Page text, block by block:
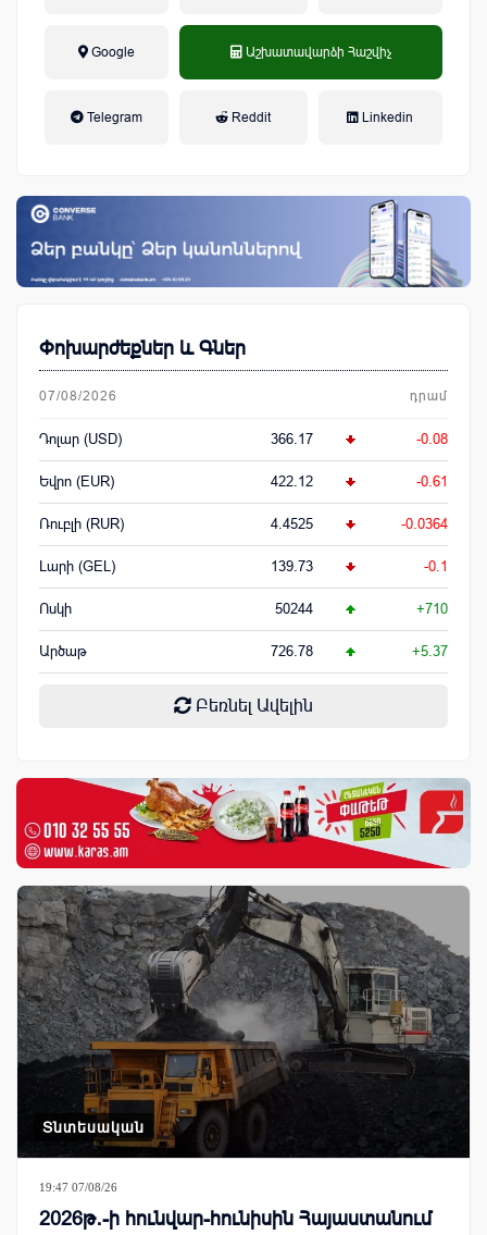
Google Աշխատավարձի Հաշվիչ
Telegram Reddit Linkedin
Փոխարժեքներ և Գներ
07/08/2026 դրամ
Դոլար (USD) 366.17 -0.08
Եվրո (EUR) 422.12 -0.61
Ռուբլի (RUR) 4.4525 -0.0364
Լարի (GEL) 139.73 -0.1
Ոսկի 50244 +710
Արծաթ 726.78 +5.37
Բեռնել Ավելին
Տնտեսական
19:47 07/08/26
2026թ․-ի հունվար-հունիսին Հայաստանում